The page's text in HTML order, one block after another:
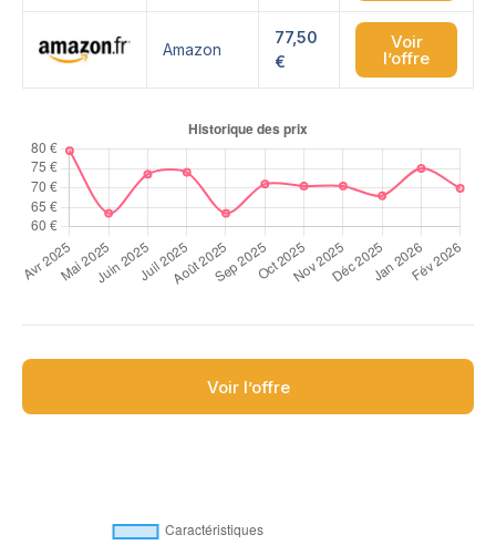
Amazon
77,50
€
Voir
l’offre
Voir l’offre